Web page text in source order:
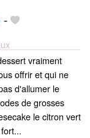
-
vraiment
offrir et qui ne
d'allumer le
de grosses
le citron vert